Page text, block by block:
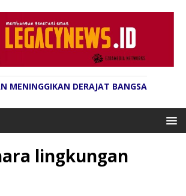
MENINGGIKAN DERAJAT BANGSA
lingkungan